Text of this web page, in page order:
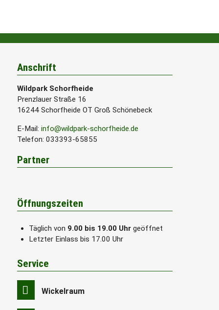
Anschrift
Wildpark Schorfheide
Prenzlauer Straße 16
16244 Schorfheide OT Groß Schönebeck
E-Mail: info@wildpark-schorfheide.de
Telefon: 033393-65855
Partner
Öffnungszeiten
Täglich von 9.00 bis 19.00 Uhr geöffnet
Letzter Einlass bis 17.00 Uhr
Service
Wickelraum